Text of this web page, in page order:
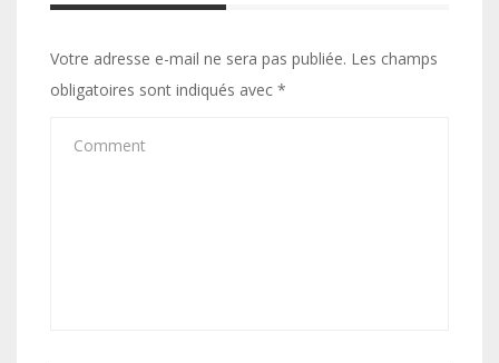
Votre adresse e-mail ne sera pas publiée. Les champs
obligatoires sont indiqués avec *